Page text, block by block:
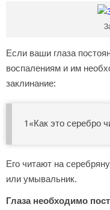
Если ваши глаза
воспалениям и им
заклинание:
1«Как это серебро
Его читают на
или умывальник.
Глаза необходимо